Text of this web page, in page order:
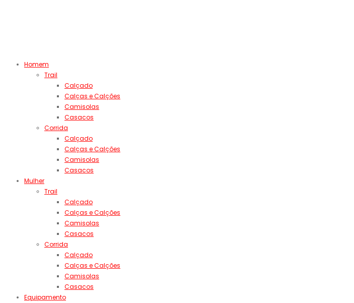
Homem
Trail
Calçado
Calças e Calções
Camisolas
Casacos
Corrida
Calçado
Calças e Calções
Camisolas
Casacos
Mulher
Trail
Calçado
Calças e Calções
Camisolas
Casacos
Corrida
Calçado
Calças e Calções
Camisolas
Casacos
Equipamento